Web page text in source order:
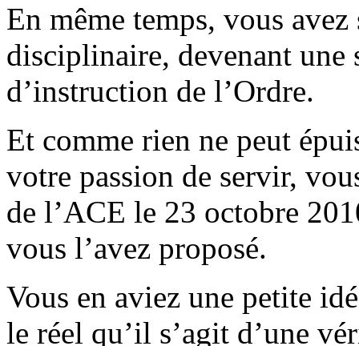
En même temps, vous
disciplinaire, devenant une
d’instruction de l’Ordre.
Et comme rien ne peut
votre passion de servir,
de l’ACE le 23 octobre
vous l’avez proposé.
Vous en aviez une petite
le réel qu’il s’agit d’une